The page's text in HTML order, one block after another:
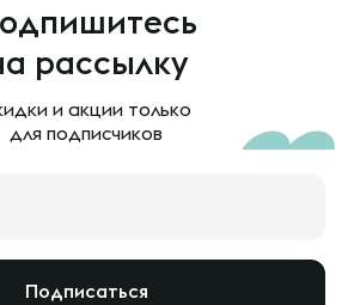
рассылку
и акции только
для подписчиков
Подписаться